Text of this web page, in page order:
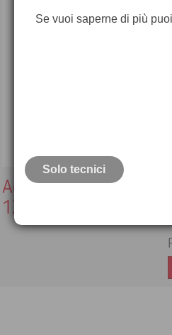
Adattatore BLK3D
120)
Se vuoi saperne di più
Solo tecnici